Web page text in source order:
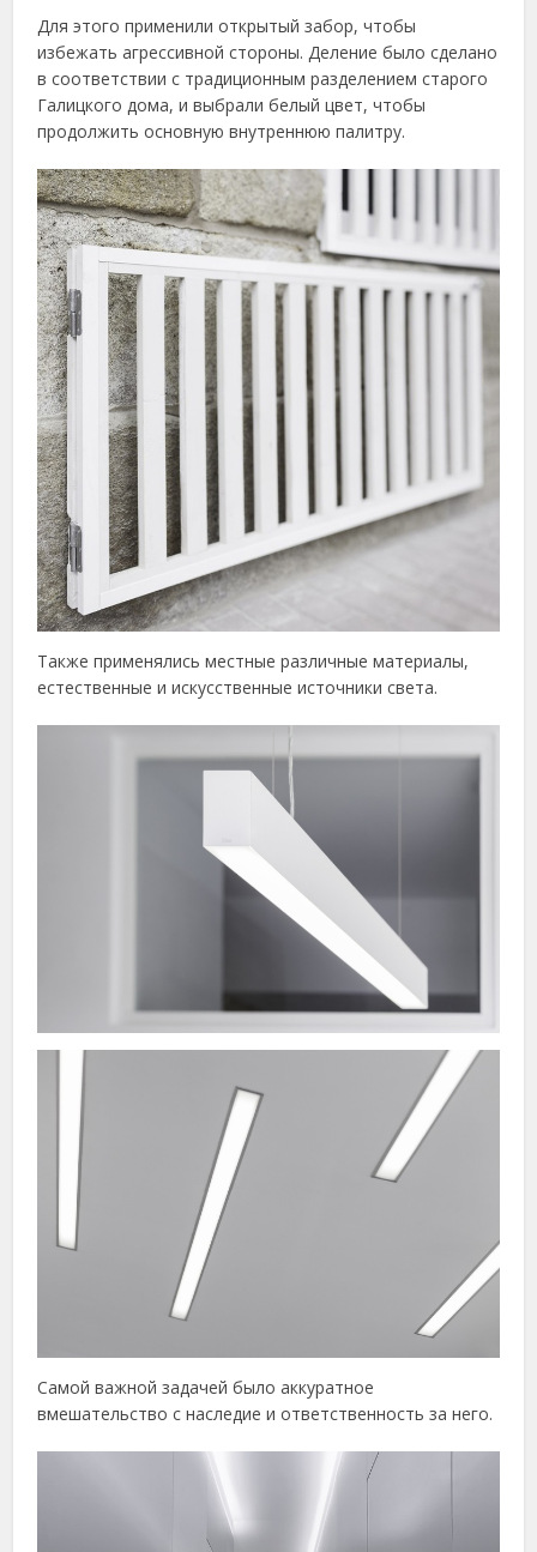
Для этого применили открытый забор, чтобы
избежать агрессивной стороны. Деление было сделано
в соответствии с традиционным разделением старого
Галицкого дома, и выбрали белый цвет, чтобы
продолжить основную внутреннюю палитру.
Также применялись местные различные материалы,
естественные и искусственные источники света.
Самой важной задачей было аккуратное
вмешательство с наследие и ответственность за него.